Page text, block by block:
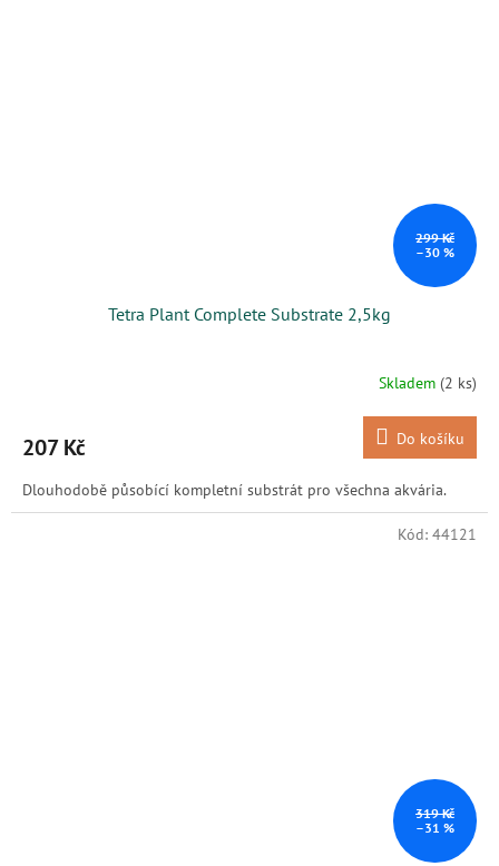
299 Kč
–30 %
Tetra Plant Complete Substrate 2,5kg
Skladem (2 ks)
207 Kč Do košíku
Dlouhodobě působící kompletní substrát pro všechna akvária.
319 Kč
–31 %
Kód: 44121